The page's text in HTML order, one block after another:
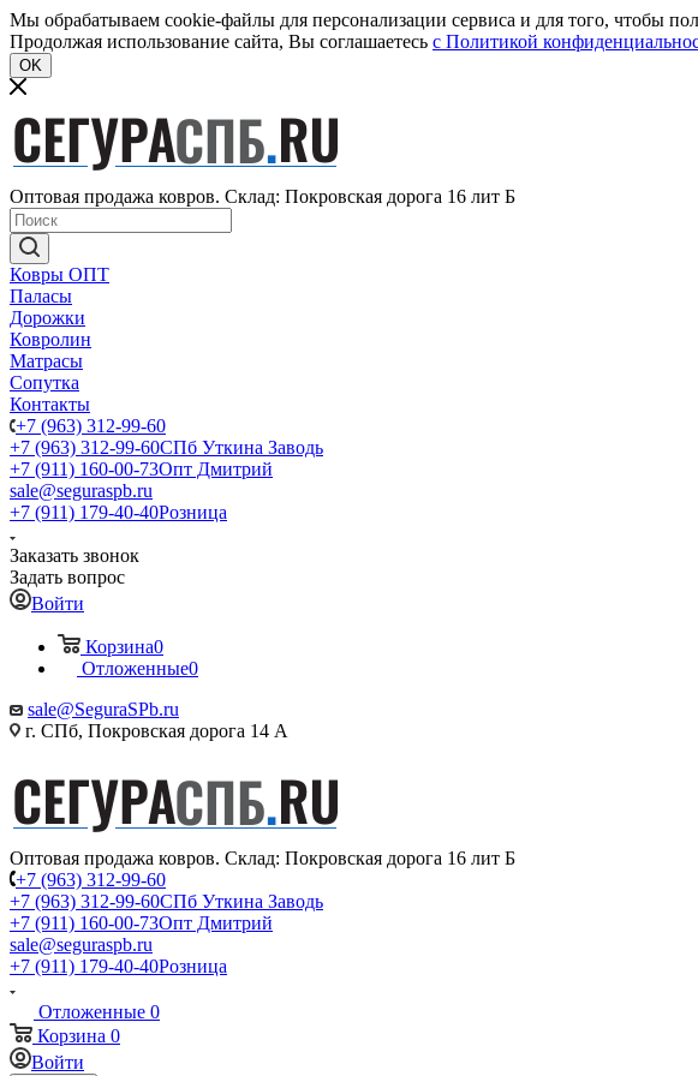
Мы обрабатываем cookie-файлы для персонализации сервиса и для того, чтобы
Продолжая использование сайта, Вы соглашаетесь c Политикой
OK
Оптовая продажа ковров. Склад: Покровская дорога 16 лит Б
Ковры ОПТ
Паласы
Дорожки
Ковролин
Матрасы
Сопутка
Контакты
+7 (963) 312-99-60
+7 (963) 312-99-60СПб Уткина Заводь
+7 (911) 160-00-73Опт Дмитрий
sale@seguraspb.ru
+7 (911) 179-40-40Розница
Заказать звонок
Задать вопрос
Войти
Корзина0
Отложенные0
sale@SeguraSPb.ru
г. СПб, Покровская дорога 14 А
Оптовая продажа ковров. Склад: Покровская дорога 16 лит Б
+7 (963) 312-99-60
+7 (963) 312-99-60СПб Уткина Заводь
+7 (911) 160-00-73Опт Дмитрий
sale@seguraspb.ru
+7 (911) 179-40-40Розница
Отложенные 0
Корзина 0
Войти